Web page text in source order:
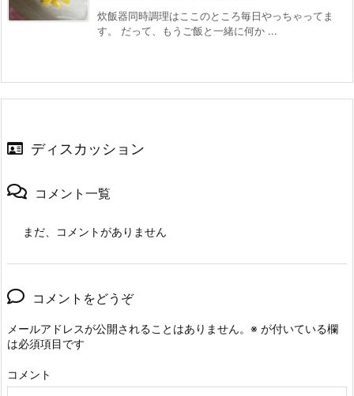
炊飯器同時調理はここのところ毎日やっちゃってま
す。 だって、もうご飯と一緒に何か ...
ディスカッション
コメント一覧
まだ、コメントがありません
コメントをどうぞ
メールアドレスが公開されることはありません。 ※ が付いている欄
は必須項目です
コメント